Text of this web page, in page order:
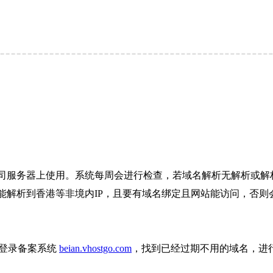
务器上使用。系统每周会进行检查，若域名解析无解析或
析到香港等非境内IP，且要有域名绑定且网站能访问，否
录备案系统 beian.vhostgo.com ，找到已经过期不用的域名，